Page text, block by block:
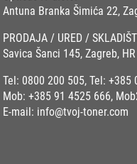
Antuna Branka Šimića 22,
PRODAJA / URED /
Savica Šanci 145, Zagreb,
Tel: 0800 200 505, Tel: +385
Mob: +385 91 4525 666,
E-mail: info@tvoj-toner.com